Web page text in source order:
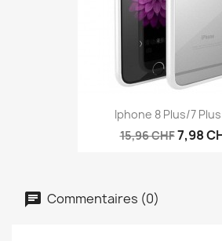
Iphone 8 Plus/7
15,96 CHF7,98
Commentaires (0)